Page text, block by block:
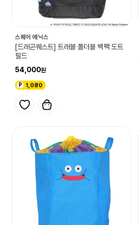
스퀘어 에닉스
[드래곤퀘스트] 트래블 폴더블 백팩 도트
필드
54,000
1,080